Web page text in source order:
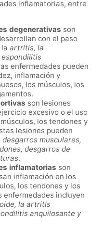
inflamatorias, entre
degenerativas son
con el paso
artritis, la
enfermedades pueden
inflamación y
los músculos, los
son lesiones
excesivo o el uso
los tendones y
lesiones pueden
desgarros musculares,
desgarros de
.
inflamatorias son
inflamación en los
los tendones y los
enfermedades incluyen
la artritis
anquilosante y